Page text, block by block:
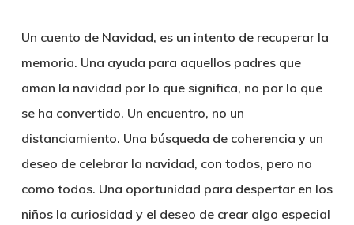
Un cuento de Navidad, es un intento de recuperar la
memoria. Una ayuda para aquellos padres que
aman la navidad por lo que significa, no por lo que
se ha convertido. Un encuentro, no un
distanciamiento. Una búsqueda de coherencia y un
deseo de celebrar la navidad, con todos, pero no
como todos. Una oportunidad para despertar en los
niños la curiosidad y el deseo de crear algo especial